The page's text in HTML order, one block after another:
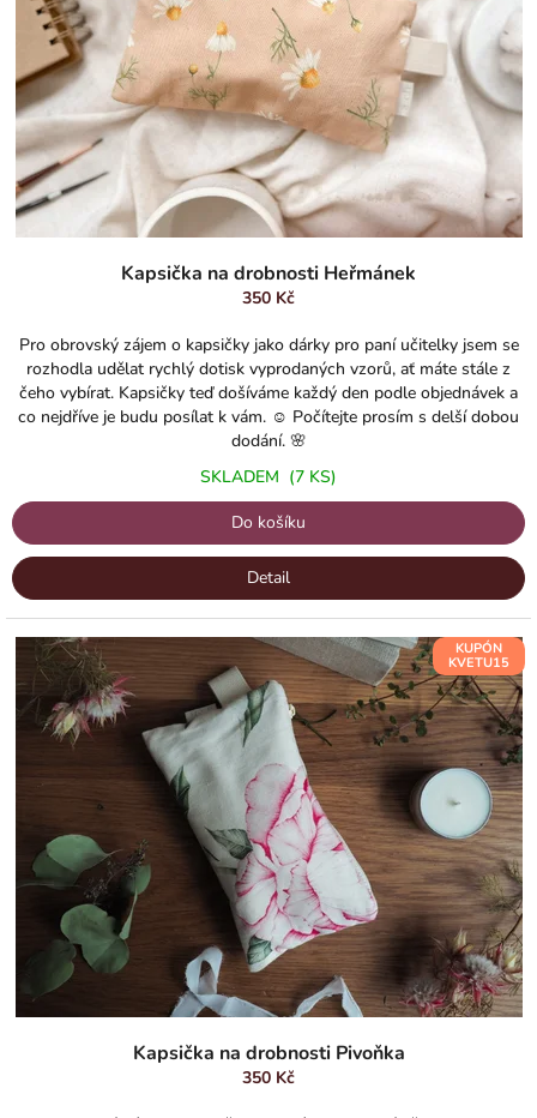
Kapsička na drobnosti Heřmánek
350 Kč
Pro obrovský zájem o kapsičky jako dárky pro paní učitelky jsem se
rozhodla udělat rychlý dotisk vyprodaných vzorů, ať máte stále z
čeho vybírat. Kapsičky teď došíváme každý den podle objednávek a
co nejdříve je budu posílat k vám. ☺️ Počítejte prosím s delší dobou
dodání. 🌸
SKLADEM (7 KS)
Do košíku
Detail
KUPÓN
KVETU15
Kapsička na drobnosti Pivoňka
350 Kč